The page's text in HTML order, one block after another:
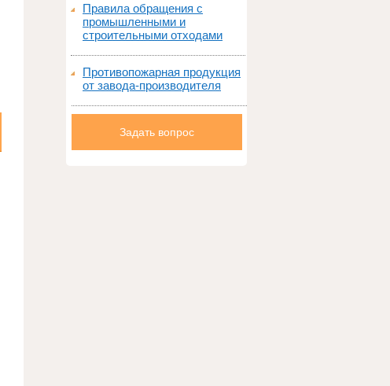
Правила обращения с
промышленными и
строительными отходами
Противопожарная продукция
от завода-производителя
Задать вопрос